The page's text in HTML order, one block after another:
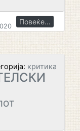
Повеќе...
критика